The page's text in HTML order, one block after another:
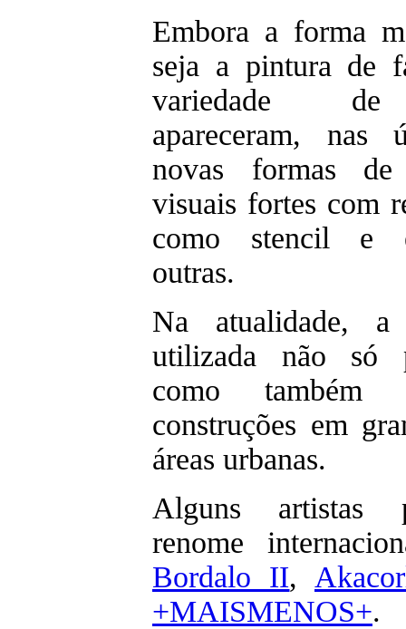
Embora a forma
seja a pintura de
variedade de
apareceram, nas
novas formas
visuais fortes com
como stencil e
outras.
Na atualidade,
utilizada não só
como também
construções em
áreas urbanas.
Alguns artistas
renome
Bordalo II,
+MAISMENOS+.